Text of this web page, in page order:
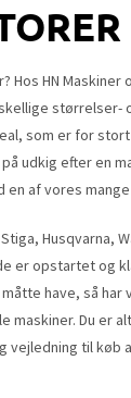
Hos HN
størrelser-
som er for
udkig efter en
af vores
Husqvarna,
er opstartet
have, så
maskiner. Du er
vejledning til køb